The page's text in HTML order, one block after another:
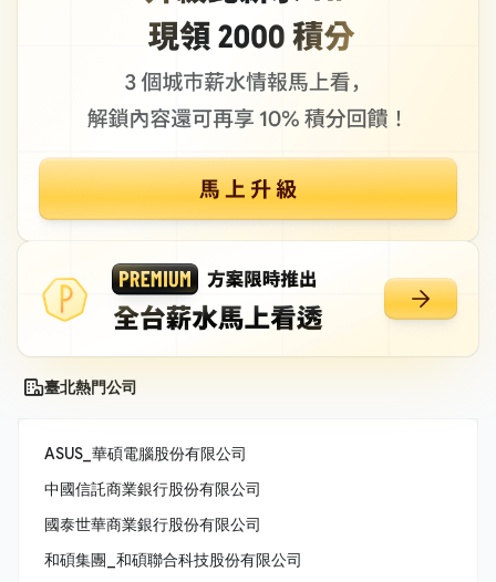
臺北熱門公司
ASUS_華碩電腦股份有限公司
中國信託商業銀行股份有限公司
國泰世華商業銀行股份有限公司
和碩集團_和碩聯合科技股份有限公司